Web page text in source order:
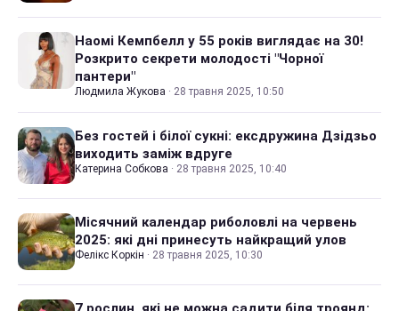
Наомі Кемпбелл у 55 років виглядає на 30!
Розкрито секрети молодості "Чорної
пантери"
Людмила Жукова · 28 травня 2025, 10:50
Без гостей і білої сукні: ексдружина Дзідзьо
виходить заміж вдруге
Катерина Собкова · 28 травня 2025, 10:40
Місячний календар риболовлі на червень
2025: які дні принесуть найкращий улов
Фелікс Коркін · 28 травня 2025, 10:30